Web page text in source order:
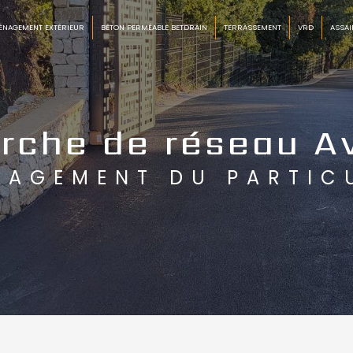
EXTÉRIEUR BÉTON PERMÉABLE BETDRAIN TERRASSEMENT VRD
de réseau
DU